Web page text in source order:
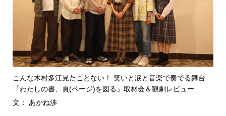
こんな木村多江見たことない！ 笑いと涙と音楽で奏でる舞台
『わたしの書、頁(ページ)を図る』取材会＆観劇レビュー
文： あかね渉